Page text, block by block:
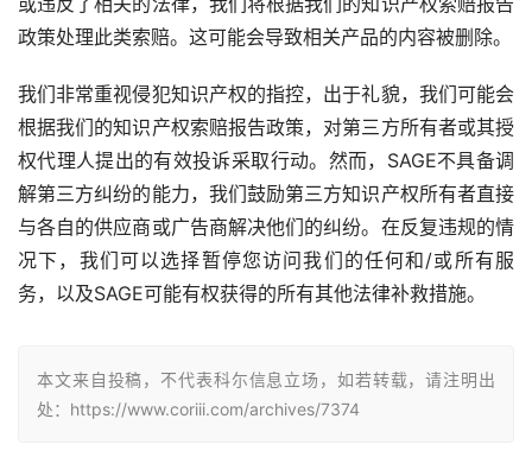
政策处理此类索赔。这可能会导致相关产品的内容被删除。
我们非常重视侵犯知识产权的指控，出于礼貌，我们可能会
根据我们的知识产权索赔报告政策，对第三方所有者或其授
权代理人提出的有效投诉采取行动。然而，SAGE不具备调
解第三方纠纷的能力，我们鼓励第三方知识产权所有者直接
与各自的供应商或广告商解决他们的纠纷。在反复违规的情
况下，我们可以选择暂停您访问我们的任何和/或所有服
务，以及SAGE可能有权获得的所有其他法律补救措施。
本文来自投稿，不代表科尓信息立场，如若转载，请注明出
处：https://www.coriii.com/archives/7374